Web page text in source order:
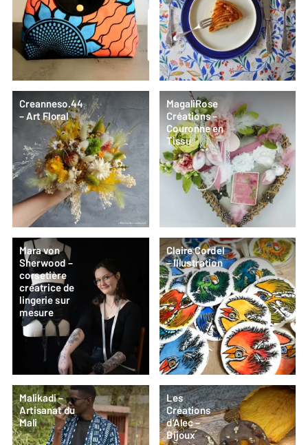
Creanneso.44
– Art Floral
MagaliRose
Créations –
Couronne en
Tissu
Mara von
Sherwood –
corsetière
créatrice de
lingerie sur
mesure
Claire Cordel
– Illustration
Malikadi –
Artisanat du
Mali
Les
Créations
d’Alec –
Bijoux